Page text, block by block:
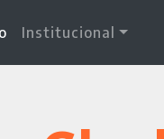
(current)
Institucional